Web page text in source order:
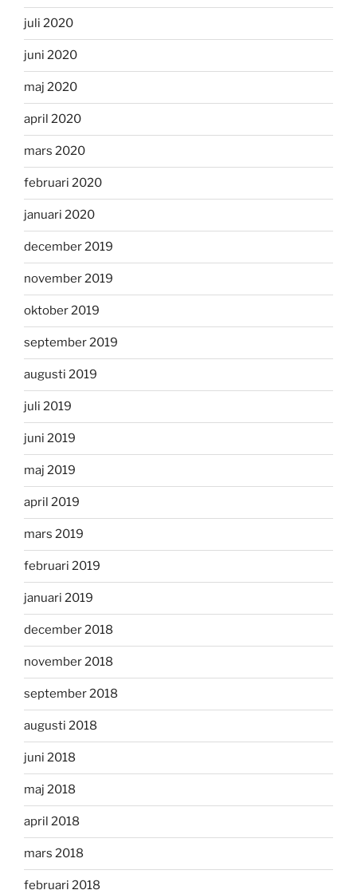
juli 2020
juni 2020
maj 2020
april 2020
mars 2020
februari 2020
januari 2020
december 2019
november 2019
oktober 2019
september 2019
augusti 2019
juli 2019
juni 2019
maj 2019
april 2019
mars 2019
februari 2019
januari 2019
december 2018
november 2018
september 2018
augusti 2018
juni 2018
maj 2018
april 2018
mars 2018
februari 2018